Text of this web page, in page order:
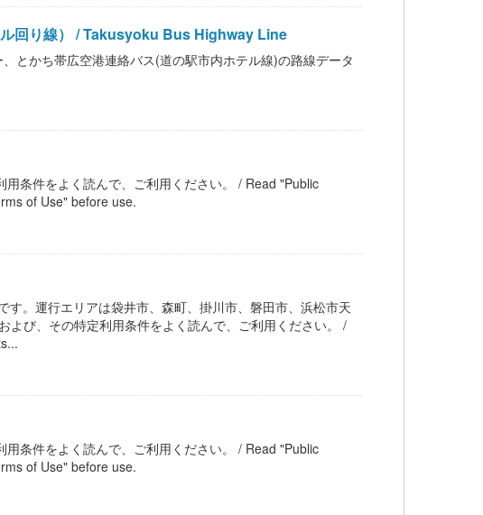
回り線） / Takusyoku Bus Highway Line
とかち帯広空港連絡バス(道の駅市内ホテル線)の路線データ
条件をよく読んで、ご利用ください。 / Read "Public
of Use" before use.
。運行エリアは袋井市、森町、掛川市、磐田市、浜松市天
び、その特定利用条件をよく読んで、ご利用ください。 /
条件をよく読んで、ご利用ください。 / Read "Public
of Use" before use.